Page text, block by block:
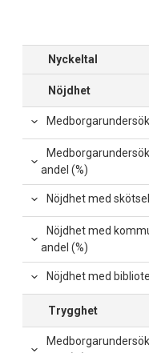
Nyckeltal
Nöjdhet
andel (%)
Nöjdhet med
Nöjdhet med
andel (%)
Nöjdhet med
Trygghet